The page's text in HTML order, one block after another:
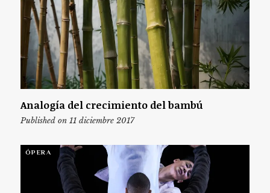
Analogía del crecimiento del bambú
Published on 11 diciembre 2017
ÓPERA